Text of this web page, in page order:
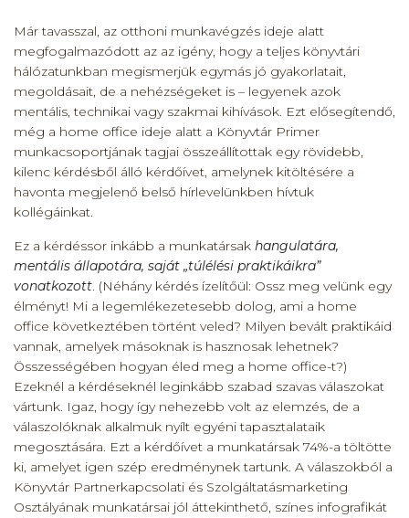
Már tavasszal, az otthoni munkavégzés ideje alatt
megfogalmazódott az az igény, hogy a teljes könyvtári
hálózatunkban megismerjük egymás jó gyakorlatait,
megoldásait, de a nehézségeket is – legyenek azok
mentális, technikai vagy szakmai kihívások. Ezt elősegítendő,
még a home office ideje alatt a Könyvtár Primer
munkacsoportjának tagjai összeállítottak egy rövidebb,
kilenc kérdésből álló kérdőívet, amelynek kitöltésére a
havonta megjelenő belső hírlevelünkben hívtuk
kollégáinkat.
Ez a kérdéssor inkább a munkatársak hangulatára,
mentális állapotára, saját „túlélési praktikáikra”
vonatkozott. (Néhány kérdés ízelítőül: Ossz meg velünk egy
élményt! Mi a legemlékezetesebb dolog, ami a home
office következtében történt veled? Milyen bevált praktikáid
vannak, amelyek másoknak is hasznosak lehetnek?
Összességében hogyan éled meg a home office-t?)
Ezeknél a kérdéseknél leginkább szabad szavas válaszokat
vártunk. Igaz, hogy így nehezebb volt az elemzés, de a
válaszolóknak alkalmuk nyílt egyéni tapasztalataik
megosztására. Ezt a kérdőívet a munkatársak 74%-a töltötte
ki, amelyet igen szép eredménynek tartunk. A válaszokból a
Könyvtár Partnerkapcsolati és Szolgáltatásmarketing
Osztályának munkatársai jól áttekinthető, színes infografikát